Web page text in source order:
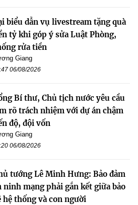
biểu dẫn vụ livestream tặng quà
tỷ khi góp ý sửa Luật Phòng,
rửa tiền
Giang
06/08/2026
Bí thư, Chủ tịch nước yêu cầu
rõ trách nhiệm với dự án chậm
độ, đội vốn
Giang
06/08/2026
tướng Lê Minh Hưng: Bảo đảm
ninh mạng phải gắn kết giữa bảo
hệ thống và con người